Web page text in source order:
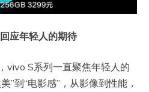
应年轻人的期待
vivo S系列一直聚焦年轻人的
”到“电影感”，从影像到性能，